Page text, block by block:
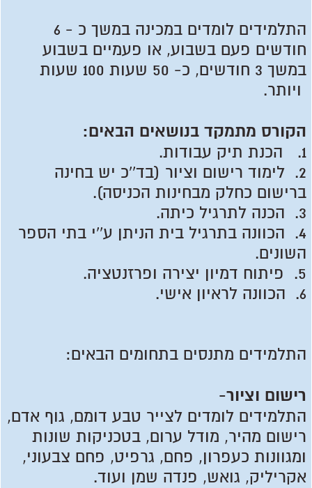
התלמידים לומדים במכינה במשך כ - 6
חודשים פעם בשבוע, או פעמיים בשבוע
במשך 3 חודשים, כ- 50 שעות 100 שעות
ויותר.
הקורס מתמקד בנושאים הבאים:
1. הכנת תיק עבודות.
2. לימוד רישום וציור (בד''כ יש בחינה
ברישום כחלק מבחינות הכניסה).
3. הכנה לתרגיל כיתה.
4. הכוונה בתרגיל בית הניתן ע''י בתי הספר
השונים.
5. פיתוח דמיון יצירה ופרזנטציה.
6. הכוונה לראיון אישי.
התלמידים מתנסים בתחומים הבאים:
רישום וציור-
התלמידים לומדים לצייר טבע דומם, גוף אדם,
רישום מהיר, מודל ערום, בטכניקות שונות
ומגוונות כעפרון, פחם, גרפיט, פחם צבעוני,
אקריליק, גואש, פנדה שמן ועוד.